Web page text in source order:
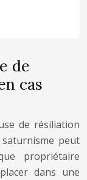
de
cas
de résiliation
peut
propriétaire
dans une